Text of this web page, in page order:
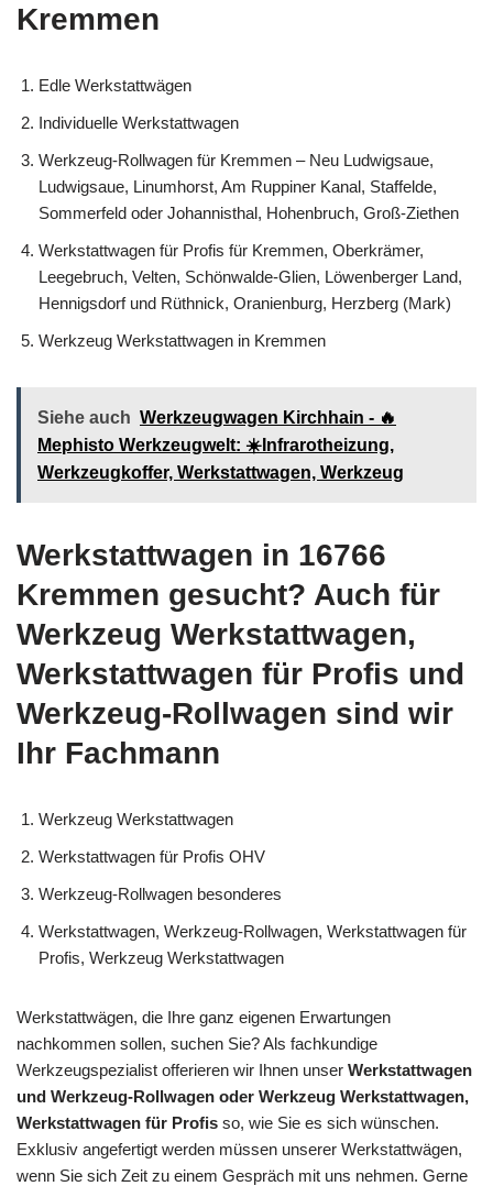
Kremmen
Edle Werkstattwägen
Individuelle Werkstattwagen
Werkzeug-Rollwagen für Kremmen – Neu Ludwigsaue,
Ludwigsaue, Linumhorst, Am Ruppiner Kanal, Staffelde,
Sommerfeld oder Johannisthal, Hohenbruch, Groß-Ziethen
Werkstattwagen für Profis für Kremmen, Oberkrämer,
Leegebruch, Velten, Schönwalde-Glien, Löwenberger Land,
Hennigsdorf und Rüthnick, Oranienburg, Herzberg (Mark)
Werkzeug Werkstattwagen in Kremmen
Siehe auch Werkzeugwagen Kirchhain - 🔥
Mephisto Werkzeugwelt: ☀️Infrarotheizung,
Werkzeugkoffer, Werkstattwagen, Werkzeug
Werkstattwagen in 16766
Kremmen gesucht? Auch für
Werkzeug Werkstattwagen,
Werkstattwagen für Profis und
Werkzeug-Rollwagen sind wir
Ihr Fachmann
Werkzeug Werkstattwagen
Werkstattwagen für Profis OHV
Werkzeug-Rollwagen besonderes
Werkstattwagen, Werkzeug-Rollwagen, Werkstattwagen für
Profis, Werkzeug Werkstattwagen
Werkstattwägen, die Ihre ganz eigenen Erwartungen
nachkommen sollen, suchen Sie? Als fachkundige
Werkzeugspezialist offerieren wir Ihnen unser Werkstattwagen
und Werkzeug-Rollwagen oder Werkzeug Werkstattwagen,
Werkstattwagen für Profis so, wie Sie es sich wünschen.
Exklusiv angefertigt werden müssen unserer Werkstattwägen,
wenn Sie sich Zeit zu einem Gespräch mit uns nehmen. Gerne